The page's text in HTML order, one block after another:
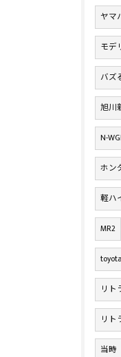
ヤマ
モデ
バズ
旭川
N-
ホン
軽ハ
MR2
リト
リト
当時